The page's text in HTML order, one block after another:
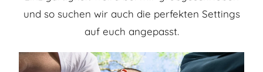
und so suchen wir auch die perfekten Settings
auf euch angepasst.